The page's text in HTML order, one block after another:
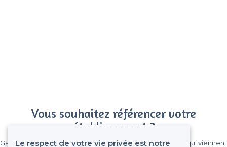
Vous souhaitez référencer votre
établissement ?
Gagnez de nombreux clients parmi le million de visiteurs qui viennent
Le respect de votre vie privée est notre